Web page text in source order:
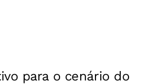
para o cenário do